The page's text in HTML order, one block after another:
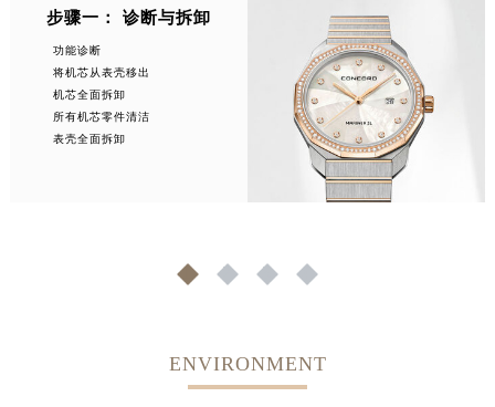
步骤一： 诊断与拆卸
功能诊断
将机芯从表壳移出
机芯全面拆卸
所有机芯零件清洁
表壳全面拆卸
1 2 3 4
ENVIRONMENT